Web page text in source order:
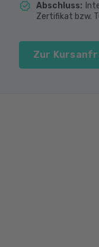
Abschluss:
Zertifikat bzw.
Zur